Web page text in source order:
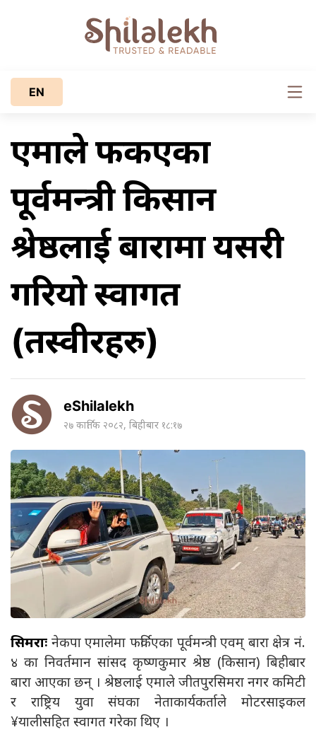
EN
एमाले फर्किएका
पूर्वमन्त्री किसान
श्रेष्ठलाई बारामा यसरी
गरियो स्वागत
(तस्वीरहरु)
eShilalekh
२७ कार्तिक २०८२, बिहीबार १८:१७
सिमराः नेकपा एमालेमा फर्किएका पूर्वमन्त्री एवम् बारा क्षेत्र नं.
४ का निवर्तमान सांसद कृष्णकुमार श्रेष्ठ (किसान) बिहीबार
बारा आएका छन् । श्रेष्ठलाई एमाले जीतपुरसिमरा नगर कमिटी
र राष्ट्रिय युवा संघका नेताकार्यकर्ताले मोटरसाइकल
¥यालीसहित स्वागत गरेका थिए ।